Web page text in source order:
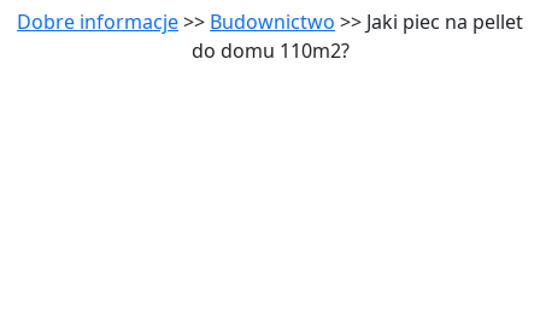
Dobre informacje>> Budownictwo >> Jaki piec na pellet
do domu 110m2?